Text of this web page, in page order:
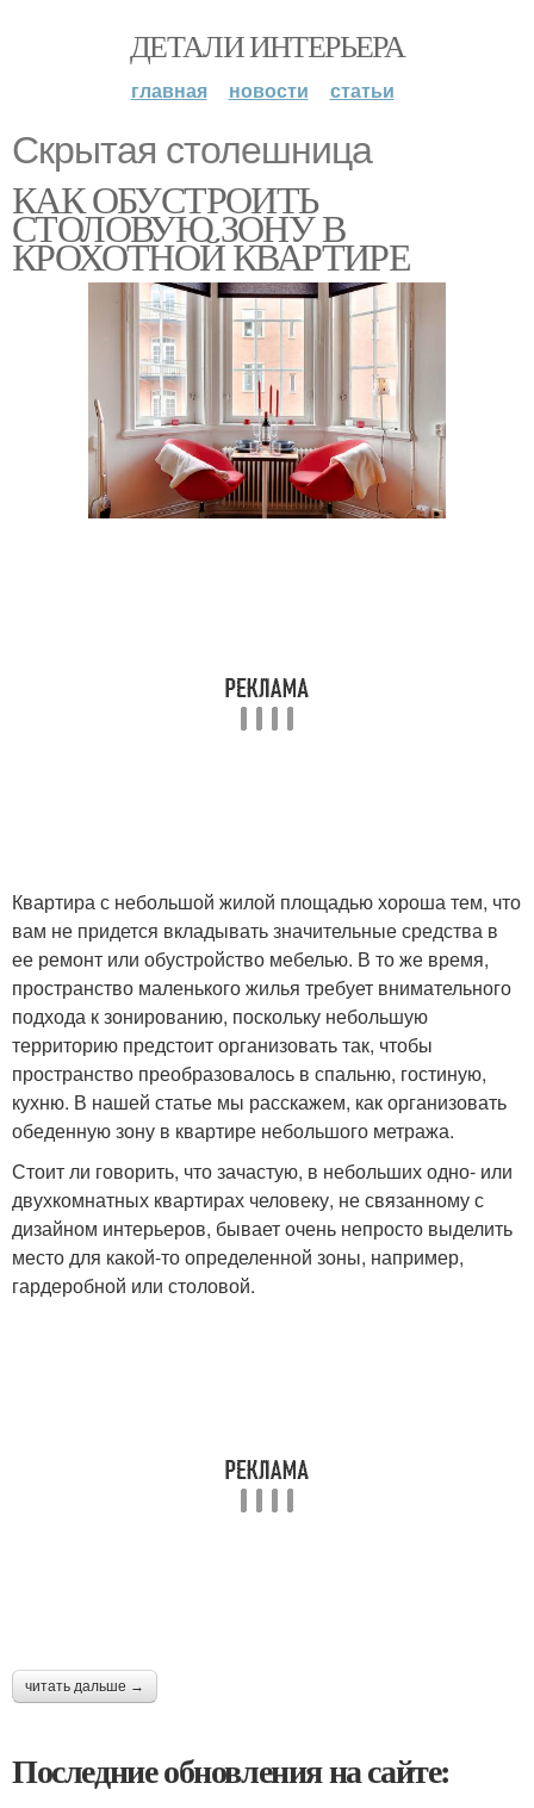
ДЕТАЛИ ИНТЕРЬЕРА
главная новости статьи
Скрытая столешница
КАК ОБУСТРОИТЬ
СТОЛОВУЮ ЗОНУ В
КРОХОТНОЙ КВАРТИРЕ
Квартира с небольшой жилой площадью хороша тем, что
вам не придется вкладывать значительные средства в
ее ремонт или обустройство мебелью. В то же время,
пространство маленького жилья требует внимательного
подхода к зонированию, поскольку небольшую
территорию предстоит организовать так, чтобы
пространство преобразовалось в спальню, гостиную,
кухню. В нашей статье мы расскажем, как организовать
обеденную зону в квартире небольшого метража.
Стоит ли говорить, что зачастую, в небольших одно- или
двухкомнатных квартирах человеку, не связанному с
дизайном интерьеров, бывает очень непросто выделить
место для какой-то определенной зоны, например,
гардеробной или столовой.
читать дальше →
Последние обновления на сайте: